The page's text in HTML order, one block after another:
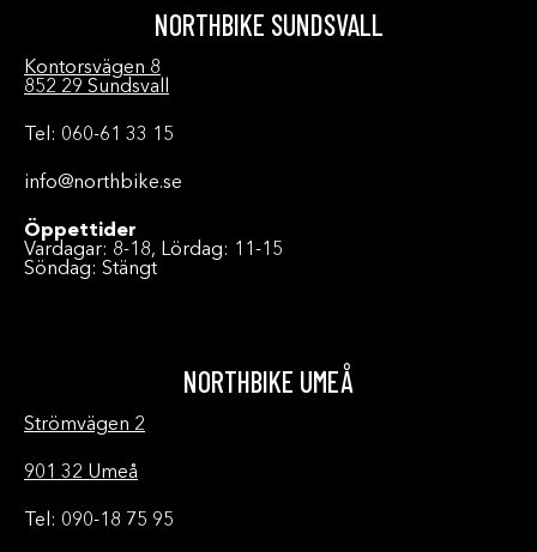
NORTHBIKE SUNDSVALL
Kontorsvägen 8
852 29 Sundsvall
Tel: 060-61 33 15
info@northbike.se
Öppettider
Vardagar: 8-18, Lördag: 11-15
Söndag: Stängt
NORTHBIKE UMEÅ
Strömvägen 2
901 32 Umeå
Tel: 090-18 75 95